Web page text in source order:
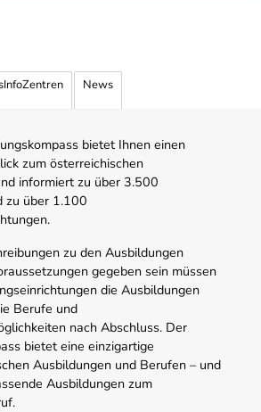
News
bietet Ihnen einen
zum österreichischen
informiert zu über 3.500
zu über 1.100
zu den Ausbildungen
gegeben sein müssen
die Ausbildungen
Berufe und
nach Abschluss. Der
bietet eine einzigartige
Ausbildungen und Berufen – und
Ausbildungen zum